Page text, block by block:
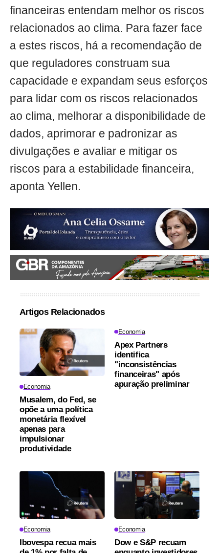
financeiras entendam melhor os riscos
relacionados ao clima. Para fazer face
a estes riscos, há a recomendação de
que reguladores construam sua
capacidade e expandam seus esforços
para lidar com os riscos relacionados
ao clima, melhorar a disponibilidade de
dados, aprimorar e padronizar as
divulgações e avaliar e mitigar os
riscos para a estabilidade financeira,
aponta Yellen.
Artigos Relacionados
Economia
Musalem, do Fed, se
opõe a uma política
monetária flexível
apenas para
impulsionar
produtividade
Economia
Apex Partners
identifica
"inconsistências
financeiras" após
apuração preliminar
Economia
Ibovespa recua mais
Economia
Dow e S&P recuam